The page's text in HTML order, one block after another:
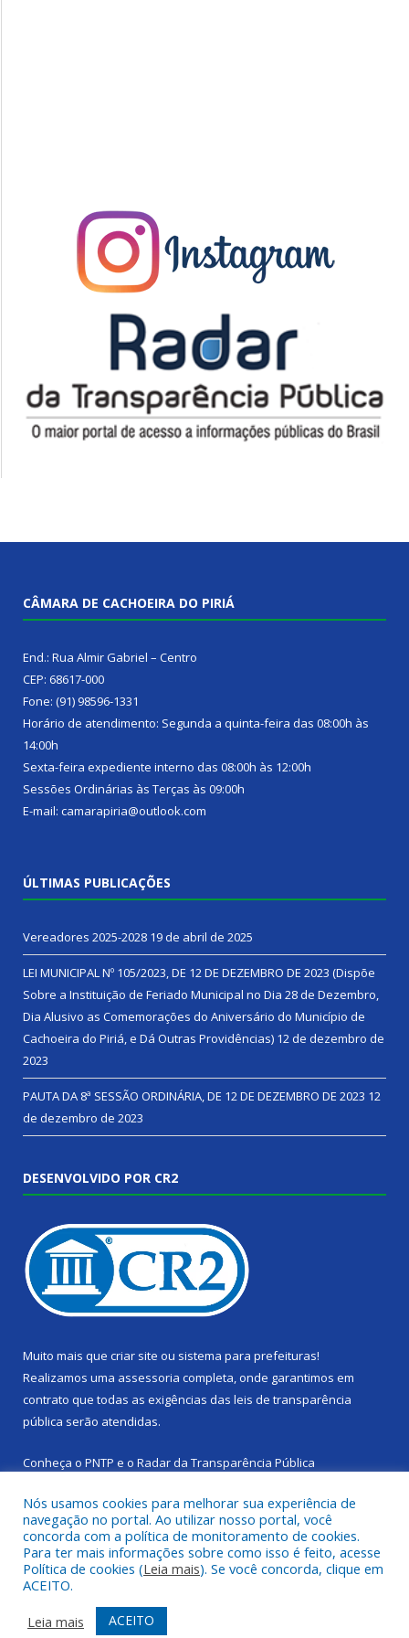
CÂMARA DE CACHOEIRA DO PIRIÁ
End.: Rua Almir Gabriel – Centro
CEP: 68617-000
Fone: (91) 98596-1331
Horário de atendimento: Segunda a quinta-feira das 08:00h às
14:00h
Sexta-feira expediente interno das 08:00h às 12:00h
Sessões Ordinárias às Terças às 09:00h
E-mail: camarapiria@outlook.com
ÚLTIMAS PUBLICAÇÕES
Vereadores 2025-2028 19 de abril de 2025
LEI MUNICIPAL Nº 105/2023, DE 12 DE DEZEMBRO DE 2023 (Dispõe
Sobre a Instituição de Feriado Municipal no Dia 28 de Dezembro,
Dia Alusivo as Comemorações do Aniversário do Município de
Cachoeira do Piriá, e Dá Outras Providências) 12 de dezembro de
2023
PAUTA DA 8ª SESSÃO ORDINÁRIA, DE 12 DE DEZEMBRO DE 2023 12
de dezembro de 2023
DESENVOLVIDO POR CR2
Muito mais que criar site ou sistema para prefeituras!
Realizamos uma assessoria completa, onde garantimos em
contrato que todas as exigências das leis de transparência
pública serão atendidas.
Conheça o PNTP e o Radar da Transparência Pública
Todos os direitos reservados a Câmara Municipal de Cachoeira
do Piriá.
Mapa do Site
Acessar Área Administrativa
Nós usamos cookies para melhorar sua experiência de
navegação no portal. Ao utilizar nosso portal, você
concorda com a política de monitoramento de cookies.
Para ter mais informações sobre como isso é feito, acesse
Política de cookies (Leia mais). Se você concorda, clique em
ACEITO.
Leia mais
ACEITO